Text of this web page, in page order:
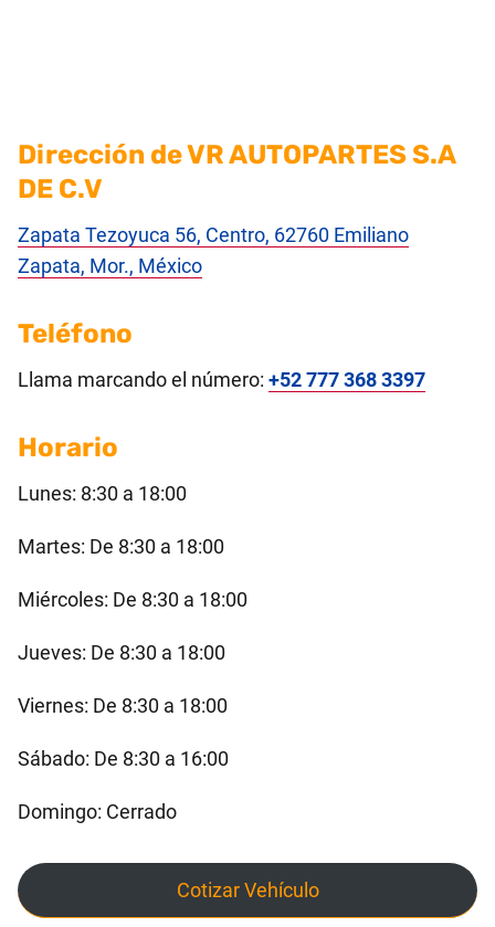
Dirección de VR AUTOPARTES S.A
DE C.V
Zapata Tezoyuca 56, Centro, 62760 Emiliano
Zapata, Mor., México
Teléfono
Llama marcando el número: +52 777 368 3397
Horario
Lunes: 8:30 a 18:00
Martes: De 8:30 a 18:00
Miércoles: De 8:30 a 18:00
Jueves: De 8:30 a 18:00
Viernes: De 8:30 a 18:00
Sábado: De 8:30 a 16:00
Domingo: Cerrado
Cotizar Vehículo